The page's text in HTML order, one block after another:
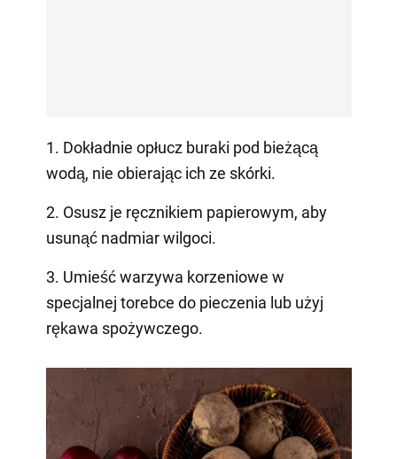
1. Dokładnie opłucz buraki pod bieżącą
wodą, nie obierając ich ze skórki.
2. Osusz je ręcznikiem papierowym, aby
usunąć nadmiar wilgoci.
3. Umieść warzywa korzeniowe w
specjalnej torebce do pieczenia lub użyj
rękawa spożywczego.